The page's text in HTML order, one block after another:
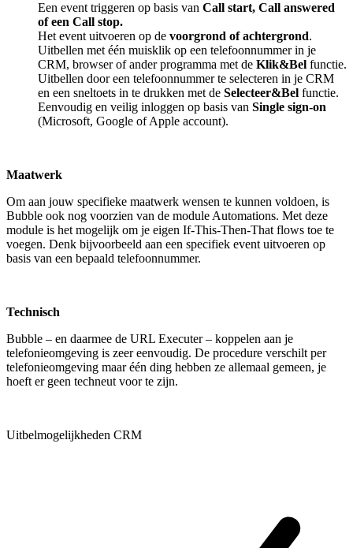
Een event triggeren op basis van Call start, Call answered
of een Call stop.
Het event uitvoeren op de voorgrond of achtergrond.
Uitbellen met één muisklik op een telefoonnummer in je
CRM, browser of ander programma met de Klik&Bel functie.
Uitbellen door een telefoonnummer te selecteren in je CRM
en een sneltoets in te drukken met de Selecteer&Bel functie.
Eenvoudig en veilig inloggen op basis van Single sign-on
(Microsoft, Google of Apple account).
Maatwerk
Om aan jouw specifieke maatwerk wensen te kunnen voldoen, is
Bubble ook nog voorzien van de module Automations. Met deze
module is het mogelijk om je eigen If-This-Then-That flows toe te
voegen. Denk bijvoorbeeld aan een specifiek event uitvoeren op
basis van een bepaald telefoonnummer.
Technisch
Bubble – en daarmee de URL Executer – koppelen aan je
telefonieomgeving is zeer eenvoudig. De procedure verschilt per
telefonieomgeving maar één ding hebben ze allemaal gemeen, je
hoeft er geen techneut voor te zijn.
Uitbelmogelijkheden CRM